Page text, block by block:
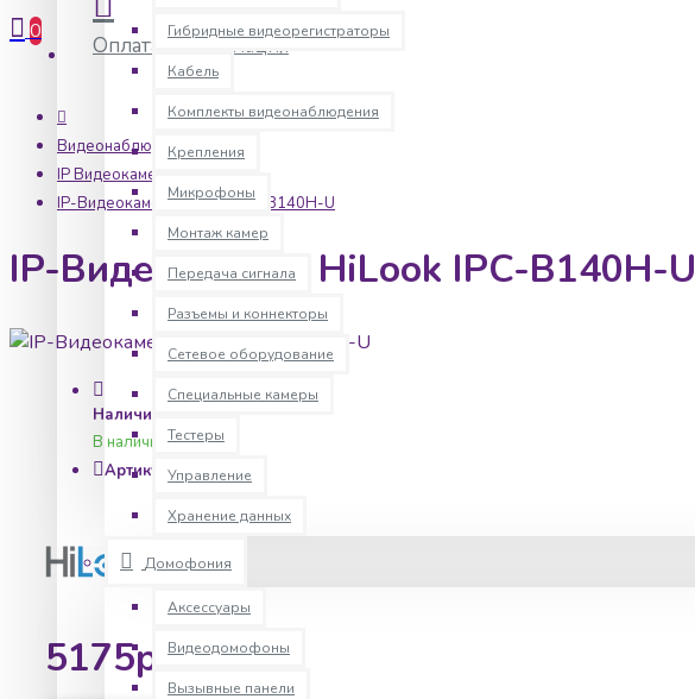
Оплата Информация
Гибридные видеорегистраторы
Кабель
Комплекты видеонаблюдения
Крепления
Микрофоны
Монтаж камер
Передача сигнала
Разъемы и коннекторы
Сетевое оборудование
Специальные камеры
Тестеры
Управление
Хранение данных
Домофония
Аксессуары
Видеодомофоны
Вызывные панели
0
Видеонаблюдение
IP Видеокамеры
IP-Видеокамера HiLook IPC-B140H-U
IP-Видеокамера HiLook IPC-B140H-U
5175р.
Наличие:
В наличии
Артикул: hlk0019